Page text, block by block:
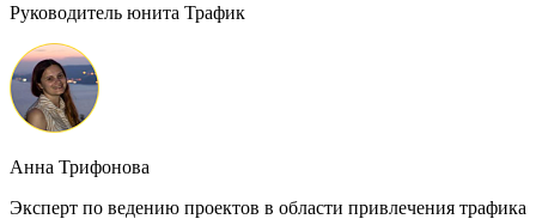
Руководитель юнита Трафик
Анна Трифонова
Эксперт по ведению проектов в области привлечения трафика